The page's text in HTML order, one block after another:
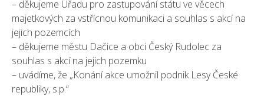
– děkujeme Úřadu pro zastupování státu ve věcech
majetkových za vstřícnou komunikaci a souhlas s akcí na
jejich pozemcích
– děkujeme městu Dačice a obci Český Rudolec za
souhlas s akcí na jejich pozemku
– uvádíme, že „Konání akce umožnil podnik Lesy České
republiky, s.p.“